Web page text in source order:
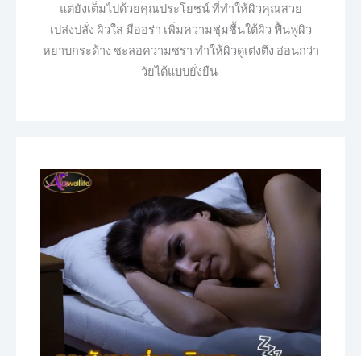
แต่ยังเต็มไปด้วยคุณประโยชน์ ที่ทำให้ผิวคุณสวย
เปล่งปลั่ง ผิวใส มีออร่า เพิ่มความชุ่มชื้นใต้ผิว ฟื้นฟูผิว
หยาบกระด้าง ชะลอความชรา ทำให้ผิวดูเต่งตึง อ่อนกว่า
วัยได้แบบยั่งยืน